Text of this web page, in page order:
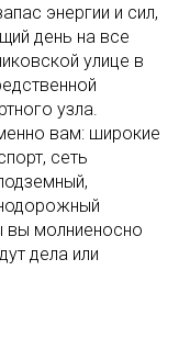
энергии и сил,
день на все
улице в
узла.
вам: широкие
сеть
вы молниеносно
дела или